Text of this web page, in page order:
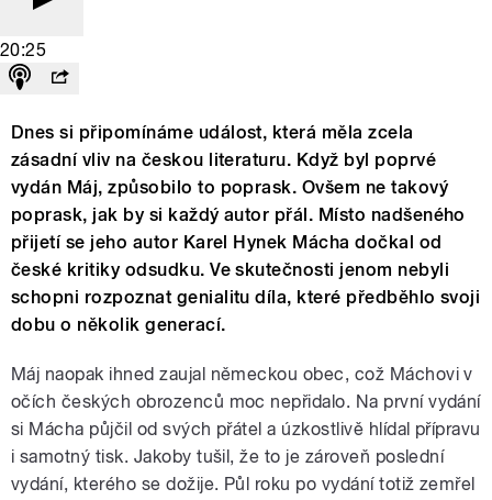
20:25
Dnes si připomínáme událost, která měla zcela
zásadní vliv na českou literaturu. Když byl poprvé
vydán Máj, způsobilo to poprask. Ovšem ne takový
poprask, jak by si každý autor přál. Místo nadšeného
přijetí se jeho autor Karel Hynek Mácha dočkal od
české kritiky odsudku. Ve skutečnosti jenom nebyli
schopni rozpoznat genialitu díla, které předběhlo svoji
dobu o několik generací.
Máj naopak ihned zaujal německou obec, což Máchovi v
očích českých obrozenců moc nepřidalo. Na první vydání
si Mácha půjčil od svých přátel a úzkostlivě hlídal přípravu
i samotný tisk. Jakoby tušil, že to je zároveň poslední
vydání, kterého se dožije. Půl roku po vydání totiž zemřel